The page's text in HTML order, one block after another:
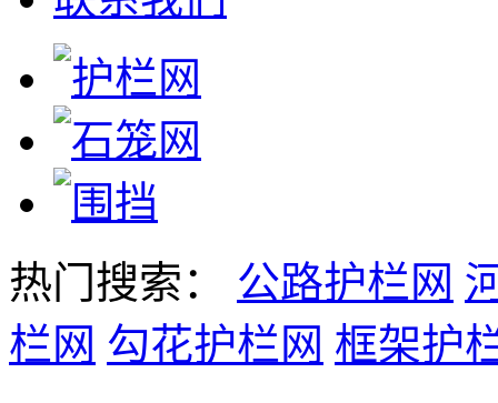
热门搜索： 公路护栏网
栏网 勾花护栏网 框架护